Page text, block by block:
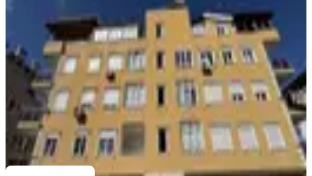
Kepez, Ahatlı Mahallesi
2+1·110 m²· 1. Kat 20.04.2026
25.000 ₺ 27.000 ₺
Redstone Business IŞIL ALPASLAN GÜLHAN
Ara